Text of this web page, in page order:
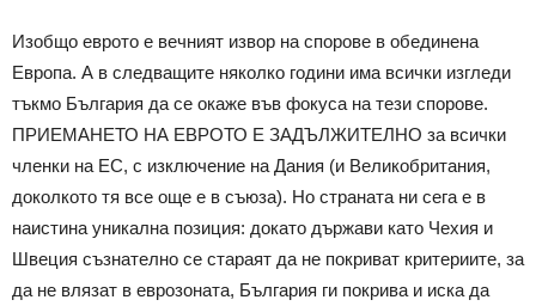
Изобщо еврото е вечният извор на спорове в обединена
Европа. А в следващите няколко години има всички изгледи
тъкмо България да се окаже във фокуса на тези спорове.
ПРИЕМАНЕТО НА ЕВРОТО Е ЗАДЪЛЖИТЕЛНО за всички
членки на ЕС, с изключение на Дания (и Великобритания,
доколкото тя все още е в съюза). Но страната ни сега е в
наистина уникална позиция: докато държави като Чехия и
Швеция съзнателно се стараят да не покриват критериите, за
да не влязат в еврозоната, България ги покрива и иска да